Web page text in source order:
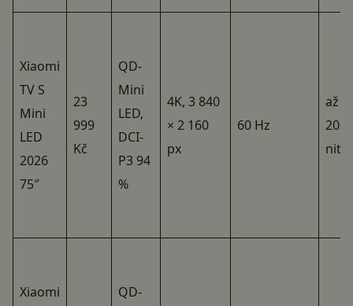
Xiaomi
TV S
Mini
LED
2026
75″
23
999
Kč
QD-
Mini
LED,
DCI-
P3 94
%
4K, 3 840
× 2 160
px
60 Hz
až 1
200
nitů
Xiaomi
QD-